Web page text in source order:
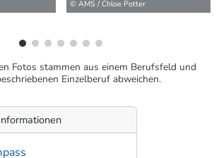
© AMS / Chloe Potter
Fotos stammen aus einem Berufsfeld und
Einzelberuf abweichen.